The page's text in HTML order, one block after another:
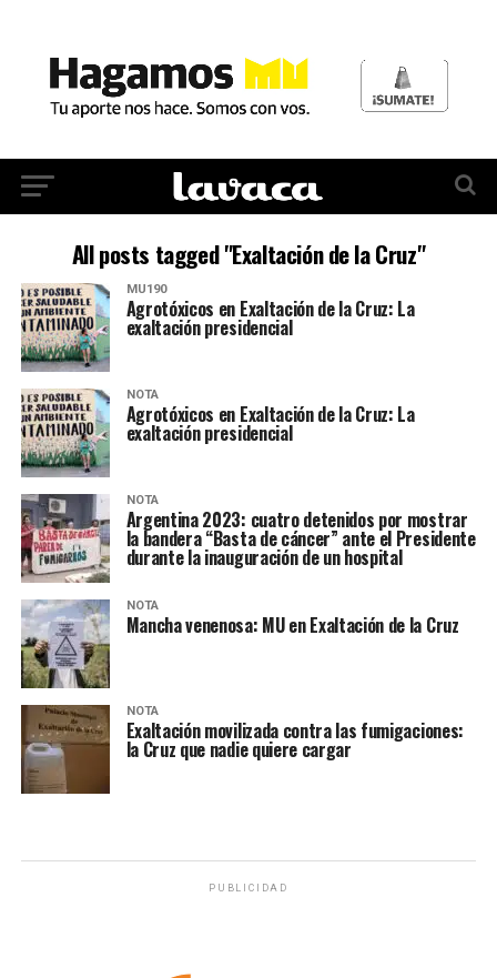
All posts tagged "Exaltación de la Cruz"
MU190
Agrotóxicos en Exaltación de la Cruz: La
exaltación presidencial
NOTA
Agrotóxicos en Exaltación de la Cruz: La
exaltación presidencial
NOTA
Argentina 2023: cuatro detenidos por mostrar
la bandera “Basta de cáncer” ante el Presidente
durante la inauguración de un hospital
NOTA
Mancha venenosa: MU en Exaltación de la Cruz
NOTA
Exaltación movilizada contra las fumigaciones:
la Cruz que nadie quiere cargar
PUBLICIDAD